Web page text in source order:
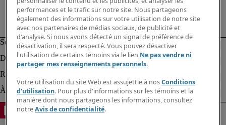
performances et le trafic sur notre site. Nous partageons
également des informations sur votre utilisation de notre site
avec nos partenaires de médias sociaux, de publicité et
d'analyse. Si nous avons détecté un signal de préférence de
désactivation, il sera respecté. Vous pouvez désactiver
l'utilisation de certains témoins via le lien Ne pas vendre ni
partager mes renseignements personnels.
Votre utilisation du site Web est assujettie à nosConditions
d'utilisation. Pour plus d'informations sur les témoins et la
manière dont nous partageons les informations, consultez
notreAvis de confidentialité.